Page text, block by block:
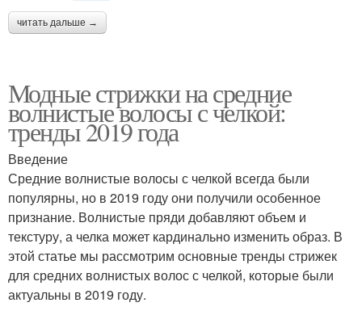
читать дальше →
Модные стрижки на средние
волнистые волосы с челкой:
тренды 2019 года
Введение
Средние волнистые волосы с челкой всегда были
популярны, но в 2019 году они получили особенное
признание. Волнистые пряди добавляют объем и
текстуру, а челка может кардинально изменить образ. В
этой статье мы рассмотрим основные тренды стрижек
для средних волнистых волос с челкой, которые были
актуальны в 2019 году.